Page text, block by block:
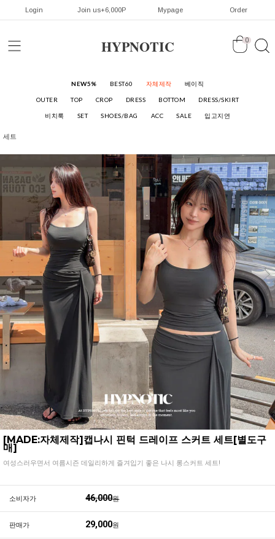
Login Join us+6,000P Mypage Order
HYPNOTIC 0
NEW5% BEST60 자체제작 베이직
OUTER TOP CROP DRESS BOTTOM DRESS/SKIRT
비치룩 SET SHOES/BAG ACC SALE 입고지연
세트
[MADE:자체제작]캡나시 핀턱 드레이프 스커트 세트[별도구
매]
여성스러우면서 여름시즌 데일리하게 즐겨입기 좋은 나시 롱스커트 세트!
소비자가 46,000원
판매가 29,000원